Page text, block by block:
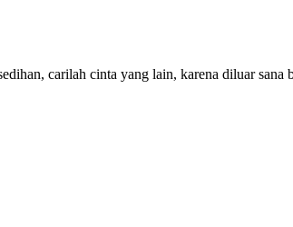
carilah cinta yang lain, karena diluar